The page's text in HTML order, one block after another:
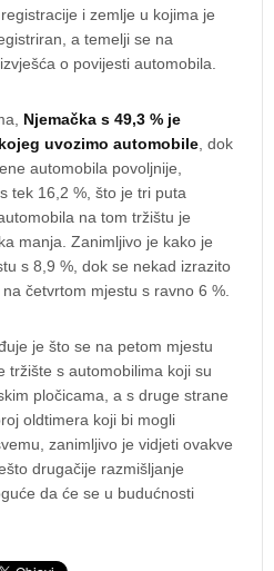
i zemlje u kojima je
a temelji se na
o povijesti automobila.
Njemačka s 49,3 % je
uvozimo automobile , dok
automobila povoljnije,
tek 16,2 %, što je tri puta
na tom tržištu je
manja. Zanimljivo je kako je
s 8,9 %, dok se nekad izrazito
četvrtom mjestu s ravno 6 %.
je što se na petom mjestu
tržište s automobilima koji su
pločicama, a s druge strane
oldtimera koji bi mogli
zanimljivo je vidjeti ovakve
drugačije razmišljanje
da će se u budućnosti